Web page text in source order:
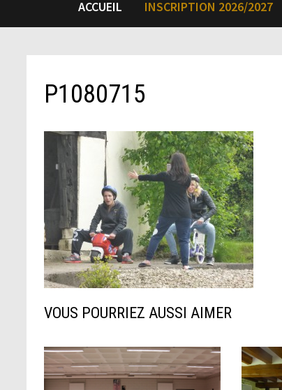
ACCUEIL INSCRIPTION 2026/2027
P1080715
VOUS POURRIEZ AUSSI AIMER